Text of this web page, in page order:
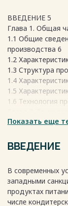
ВВЕДЕНИЕ 5
Глава 1. Общая
1.1 Общие
производства 6
1.2
1.3 Структура
1.4
1.5
1.6 Технология
2.1
2.3 Контроль
2.4 Организация
2.5 Расчет
2.6 Организация
2.7 Расчет
Показать еще
ВВЕДЕНИЕ
В современных
западными
продуктах
числе